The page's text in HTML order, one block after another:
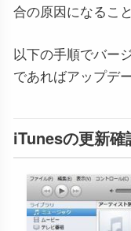
合の原因になるこ
以下の手順でバー
であればアップデ
iTunesの更新確